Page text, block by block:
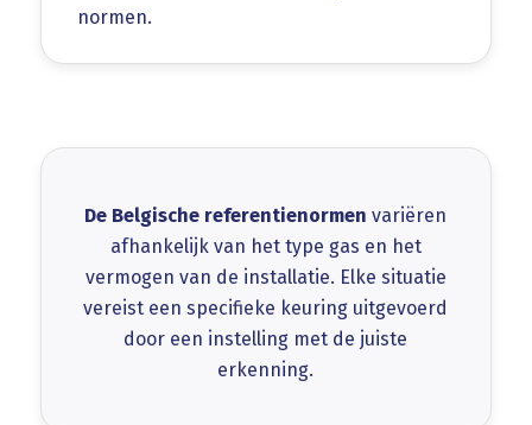
normen.
De Belgische referentienormen variëren
afhankelijk van het type gas en het
vermogen van de installatie. Elke situatie
vereist een specifieke keuring uitgevoerd
door een instelling met de juiste
erkenning.